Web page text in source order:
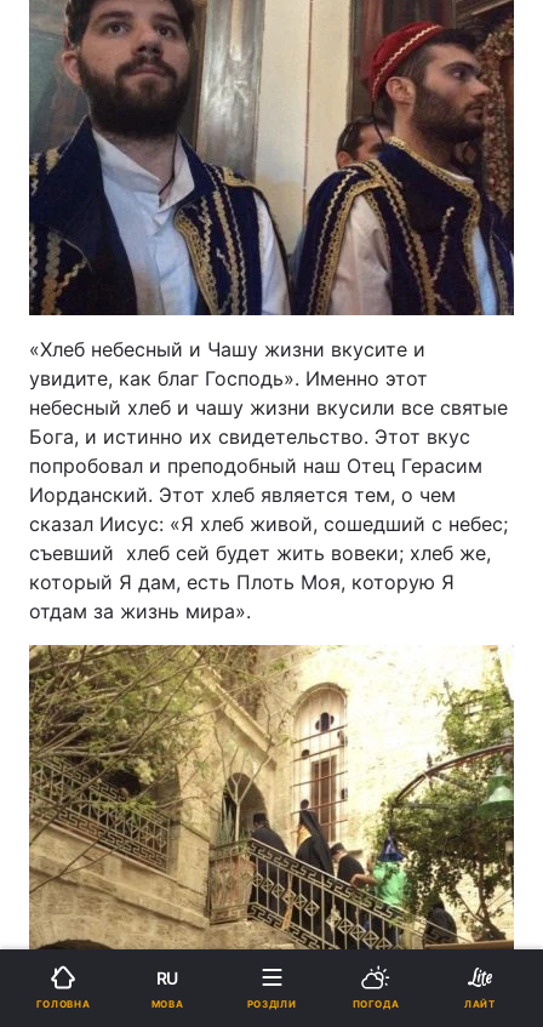
«Хлеб небесный и Чашу жизни вкусите и
увидите, как благ Господь». Именно этот
небесный хлеб и чашу жизни вкусили все святые
Бога, и истинно их свидетельство. Этот вкус
попробовал и преподобный наш Отец Герасим
Иорданский. Этот хлеб является тем, о чем
сказал Иисус: «Я хлеб живой, сошедший с небес;
съевший хлеб сей будет жить вовеки; хлеб же,
который Я дам, есть Плоть Моя, которую Я
отдам за жизнь мира».
ГОЛОВНА
RU
МОВА РОЗДІЛИ ПОГОДА ЛАЙТ